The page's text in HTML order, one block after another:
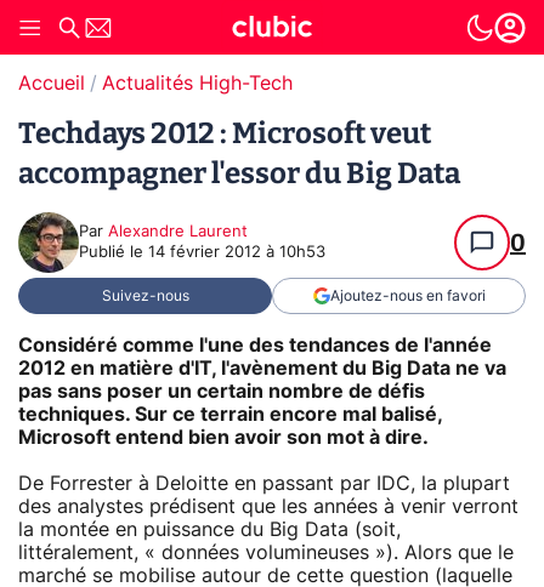
Accueil Actualités High-Tech
Techdays 2012 : Microsoft veut
accompagner l'essor du Big Data
Par Alexandre Laurent
Publié le 14 février 2012 à 10h53 0
Suivez-nous Ajoutez-nous en favori
Considéré comme l'une des tendances de l'année
2012 en matière d'IT, l'avènement du Big Data ne va
pas sans poser un certain nombre de défis
techniques. Sur ce terrain encore mal balisé,
Microsoft entend bien avoir son mot à dire.
De Forrester à Deloitte en passant par IDC, la plupart
des analystes prédisent que les années à venir verront
la montée en puissance du Big Data (soit,
littéralement, « données volumineuses »). Alors que le
marché se mobilise autour de cette question (laquelle